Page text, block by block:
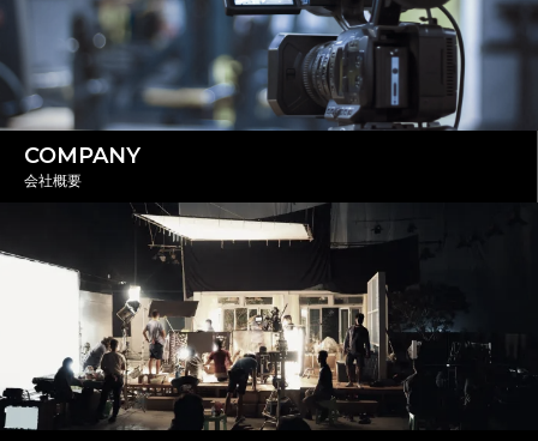
COMPANY
会社概要